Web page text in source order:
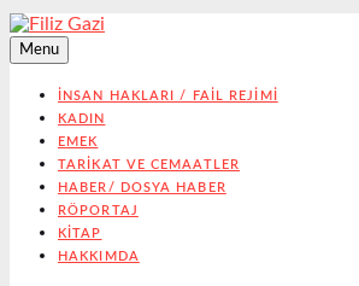
Menu
İNSAN HAKLARI / FAIL REJIMI
KADIN
EMEK
TARIKAT VE CEMAATLER
HABER/ DOSYA HABER
RÖPORTAJ
KITAP
HAKKIMDA